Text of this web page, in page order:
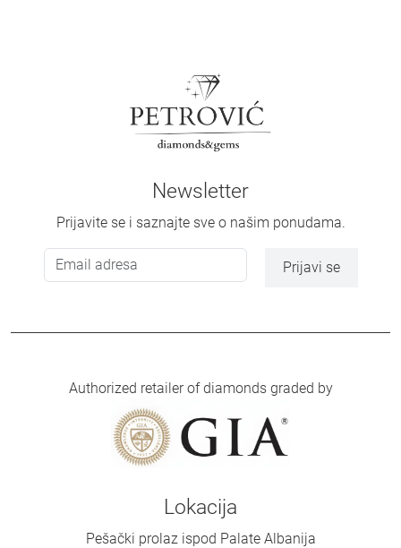
Newsletter
Prijavite se i saznajte sve o našim ponudama.
Prijavi se
Authorized retailer of diamonds graded by
Lokacija
Pešački prolaz ispod Palate Albanija